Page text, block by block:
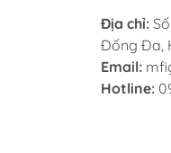
Địa chỉ:
Đống Đa,
Email:
Hotline: